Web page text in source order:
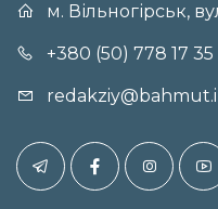
м. Вільногірськ,
+380 (50) 778 17 35